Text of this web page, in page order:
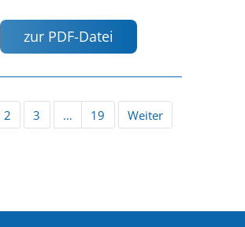
zur PDF-Datei
2 3 … 19 Weiter